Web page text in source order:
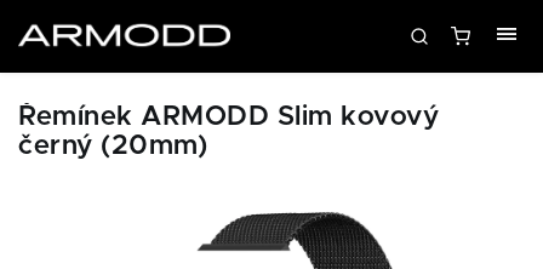
Řemínek ARMODD Slim kovový
černý (20mm)